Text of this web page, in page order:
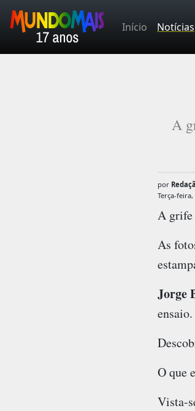
Início Notícias
A
por
Terça-feira,
A grife
As
Jorge
ensaio.
O que
Vista-